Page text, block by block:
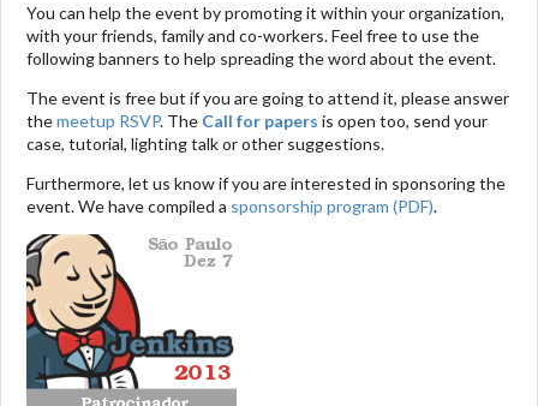
You can help the event by promoting it within your organization,
with your friends, family and co-workers. Feel free to use the
following banners to help spreading the word about the event.
The event is free but if you are going to attend it, please answer
themeetup RSVP. The Call for papers is open too, send your
case, tutorial, lighting talk or other suggestions.
Furthermore, let us know if you are interested in sponsoring the
event. We have compiled a sponsorship program (PDF).